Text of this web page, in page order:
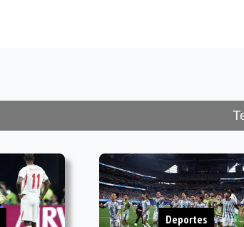
Deportes